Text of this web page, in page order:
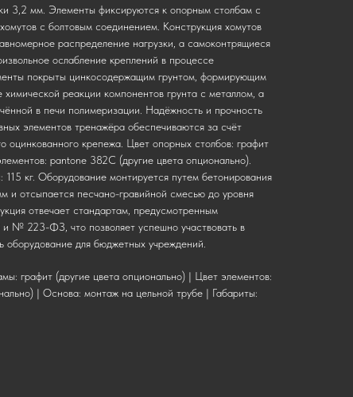
3,2 мм. Элементы фиксируются к опорным столбам с
с болтовым соединением. Конструкция хомутов
распределение нагрузки, а самоконтрящиеся
ослабление креплений в процессе
покрыты цинкосодержащим грунтом, формирующим
химической реакции компонентов грунта с металлом, а
в печи полимеризации. Надёжность и прочность
элементов тренажёра обеспечиваются за счёт
оцинкованного крепежа. Цвет опорных столбов: графит
pantone 382C (другие цвета опционально).
кг. Оборудование монтируется путем бетонирования
и отсыпается песчано-гравийной смесью до уровня
отвечает стандартам, предусмотренным
223-ФЗ, что позволяет успешно участвовать в
оборудование для бюджетных учреждений.
графит (другие цвета опционально) | Цвет элементов:
| Основа: монтаж на цельной трубе | Габариты: